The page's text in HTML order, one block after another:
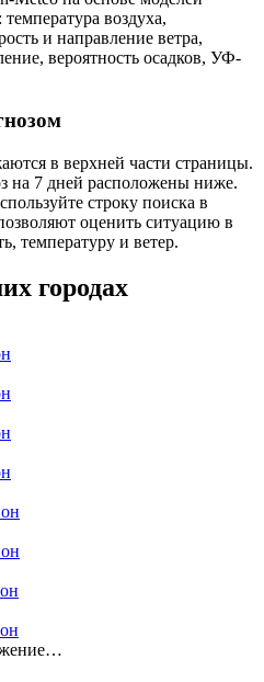
воздуха,
и направление ветра,
вероятность осадков, УФ-
в верхней части страницы.
на 7 дней расположены ниже.
строку поиска в
оценить ситуацию в
температуру и ветер.
городах